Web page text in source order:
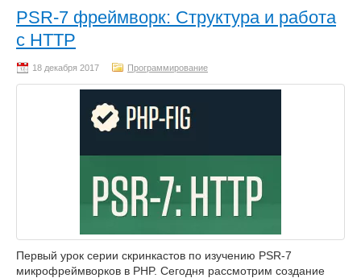
PSR-7 фреймворк: Структура и работа
с HTTP
Программирование
Первый урок серии скринкастов по изучению PSR-7
микрофреймворков в PHP. Сегодня рассмотрим создание